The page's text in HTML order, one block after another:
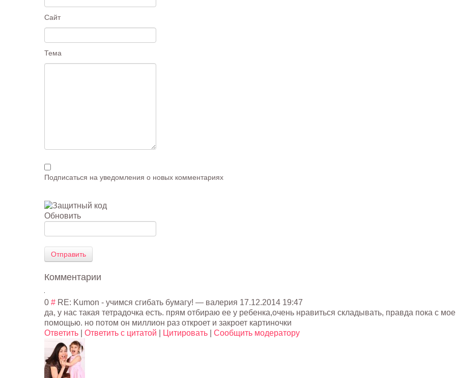
Сайт
Тема
Подписаться на уведомления о новых комментариях
Обновить
Отправить
Комментарии
0 # RE: Kumon - учимся сгибать бумагу! — валерия 17.12.2014 19:47
да, у нас такая тетрадочка есть. прям отбираю ее у ребенка,очень нравиться складывать, правда пока с
помощью. но потом он миллион раз откроет и закроет картиночки
Ответить
Ответить с цитатой Цитировать Сообщить модератору